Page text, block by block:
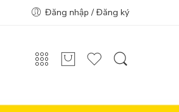
Đăng nhập / Đăng ký